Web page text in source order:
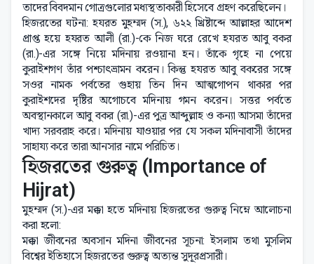
তাদের বিবদমান গোত্রগুলোর মধ্যস্থতাকারী হিসেবে গ্রহণ করেছিলেন।
হিজরতের ঘটনা: হযরত মুহম্মদ (স.), ৬২২ খ্রিষ্টাব্দে আল্লাহর আদেশ
প্রাপ্ত হয়ে হযরত আলী (রা.)-কে নিজ ঘরে রেখে হযরত আবু বকর
(রা.)-এর সঙ্গে নিয়ে মদিনায় রওয়ানা হন। তাঁকে গৃহে না পেয়ে
কুরাইশগণ তাঁর পশ্চাৎভ্রামন করেন। কিন্তু হযরত আবু বকরের সঙ্গে
সওর নামক পর্বতের গুহায় তিন দিন আত্মগোপন থাকার পর
কুরাইশদের দৃষ্টির অগোচবে মদিনায় গমন করেন। সত্তর পর্বতে
অবস্থানকালে আবু বকর (রা.)-এর পুত্র আব্দুল্লাহ ও কন্যা আসমা তাঁদের
খাদ্য সরবরাহ করে। মদিনায় যাওয়ার পর যে সকল মদিনাবাসী তাঁদের
সাহায্য করে তারা আনসার নামে পরিচিত।
হিজরতের গুরুত্ব (Importance of
Hijrat)
মুহম্মদ (স.)-এর মক্কা হতে মদিনায় হিজরতের গুরুত্ব নিম্নে আলোচনা
করা হলো:
মক্কা জীবনের অবসান মদিনা জীবনের সূচনা: ইসলাম তথা মুসলিম
বিশ্বের ইতিহাসে হিজরতের গুরুত্ব অত্যন্ত সুদূরপ্রসারী।